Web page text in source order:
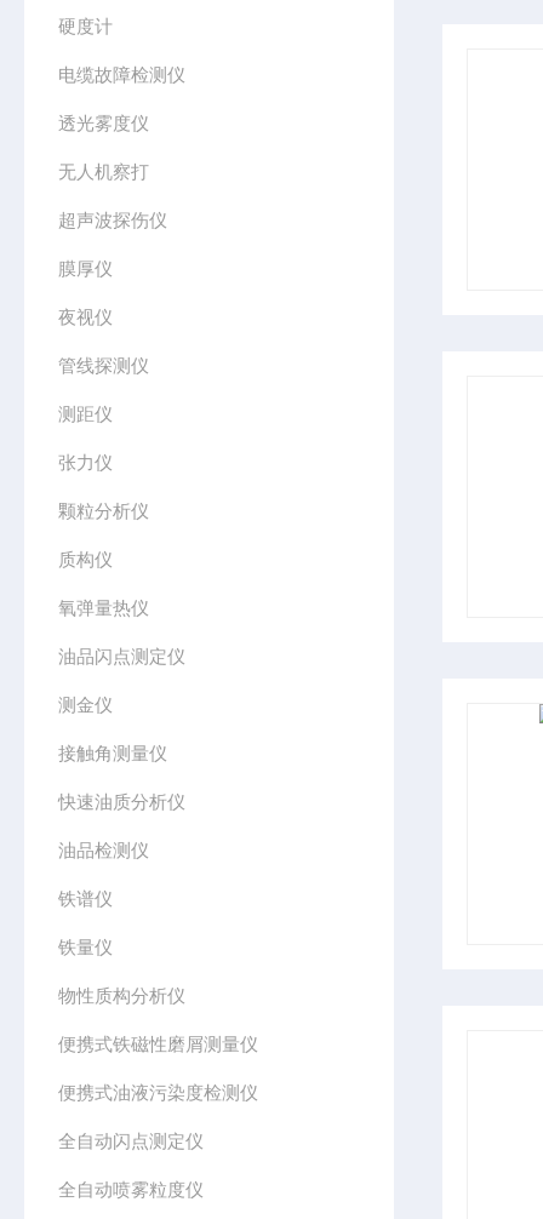
硬度计
电缆故障检测仪
透光雾度仪
无人机察打
超声波探伤仪
膜厚仪
夜视仪
管线探测仪
测距仪
张力仪
颗粒分析仪
质构仪
氧弹量热仪
油品闪点测定仪
测金仪
接触角测量仪
快速油质分析仪
油品检测仪
铁谱仪
铁量仪
物性质构分析仪
便携式铁磁性磨屑测量仪
便携式油液污染度检测仪
全自动闪点测定仪
全自动喷雾粒度仪